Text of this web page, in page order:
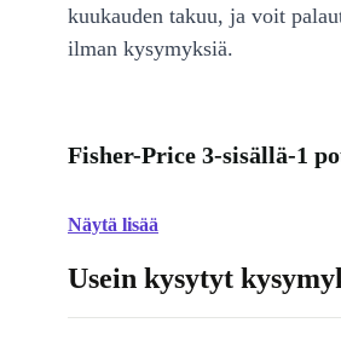
kuukauden takuu, ja voit
ilman kysymyksiä.
Fisher-Price 3-sisällä-1
Näytä lisää
Usein kysytyt